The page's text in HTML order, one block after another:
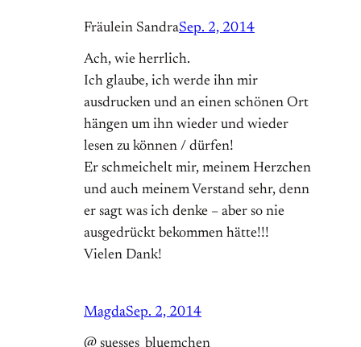
Fräulein SandraSep. 2, 2014
Ach, wie herrlich.
Ich glaube, ich werde ihn mir
ausdrucken und an einen schönen Ort
hängen um ihn wieder und wieder
lesen zu können / dürfen!
Er schmeichelt mir, meinem Herzchen
und auch meinem Verstand sehr, denn
er sagt was ich denke – aber so nie
ausgedrückt bekommen hätte!!!
Vielen Dank!
MagdaSep. 2, 2014
@ suesses_bluemchen